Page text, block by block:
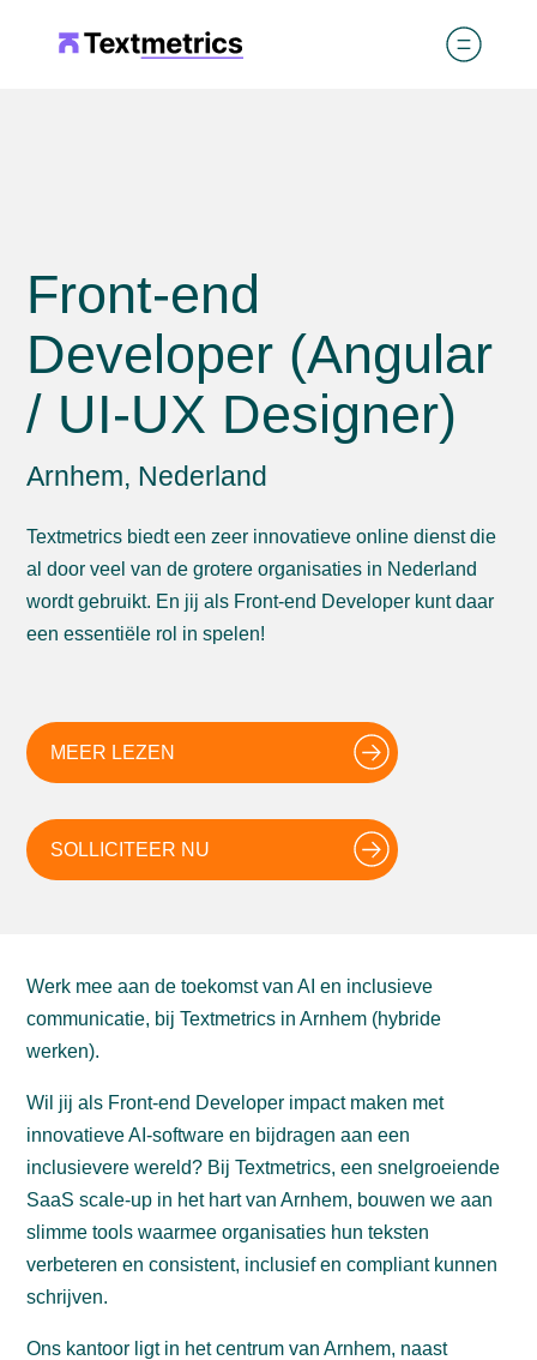
Front-end
Developer (Angular
/ UI-UX Designer)
Arnhem, Nederland
Textmetrics biedt een zeer innovatieve online dienst die
al door veel van de grotere organisaties in Nederland
wordt gebruikt. En jij als Front-end Developer kunt daar
een essentiële rol in spelen!
MEER LEZEN
SOLLICITEER NU
Werk mee aan de toekomst van AI en inclusieve
communicatie, bij Textmetrics in Arnhem (hybride
werken).
Wil jij als Front-end Developer impact maken met
innovatieve AI-software en bijdragen aan een
inclusievere wereld? Bij Textmetrics, een snelgroeiende
SaaS scale-up in het hart van Arnhem, bouwen we aan
slimme tools waarmee organisaties hun teksten
verbeteren en consistent, inclusief en compliant kunnen
schrijven.
Ons kantoor ligt in het centrum van Arnhem, naast